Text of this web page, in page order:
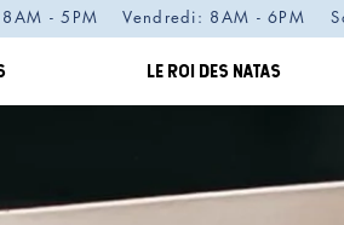
8AM - 5PM Vendredi: 8AM - 6PM
LE ROI DES NATAS